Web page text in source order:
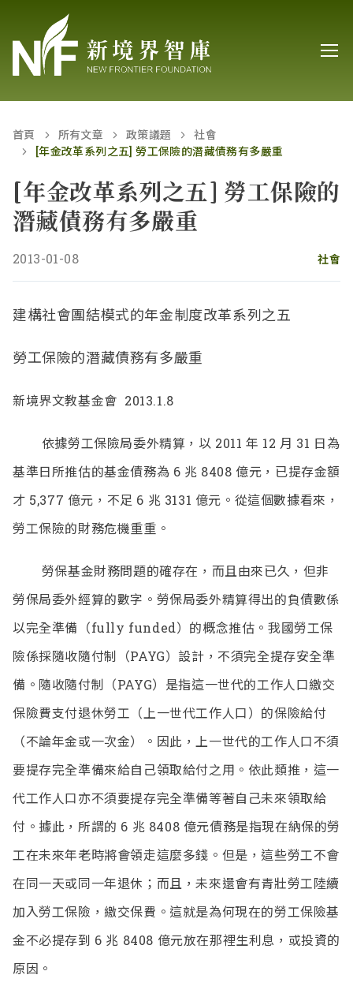
首頁 所有文章 政策議題
社會
[年金改革系列之五] 勞工保險的潛藏債務有多嚴重
[年金改革系列之五] 勞工保險的
潛藏債務有多嚴重
2013-01-08 社會
建構社會團結模式的年金制度改革系列之五
勞工保險的潛藏債務有多嚴重
新境界文教基金會 2013.1.8
依據勞工保險局委外精算，以 2011 年 12 月 31 日為
基準日所推估的基金債務為 6 兆 8408 億元，已提存金額
才 5,377 億元，不足 6 兆 3131 億元。從這個數據看來，
勞工保險的財務危機重重。
勞保基金財務問題的確存在，而且由來已久，但非
勞保局委外經算的數字。勞保局委外精算得出的負債數係
以完全準備（fully funded）的概念推估。我國勞工保
險係採隨收隨付制（PAYG）設計，不須完全提存安全準
備。隨收隨付制（PAYG）是指這一世代的工作人口繳交
保險費支付退休勞工（上一世代工作人口）的保險給付
（不論年金或一次金）。因此，上一世代的工作人口不須
要提存完全準備來給自己領取給付之用。依此類推，這一
代工作人口亦不須要提存完全準備等著自己未來領取給
付。據此，所謂的 6 兆 8408 億元債務是指現在納保的勞
工在未來年老時將會領走這麼多錢。但是，這些勞工不會
在同一天或同一年退休；而且，未來還會有青壯勞工陸續
加入勞工保險，繳交保費。這就是為何現在的勞工保險基
金不必提存到 6 兆 8408 億元放在那裡生利息，或投資的
原因。